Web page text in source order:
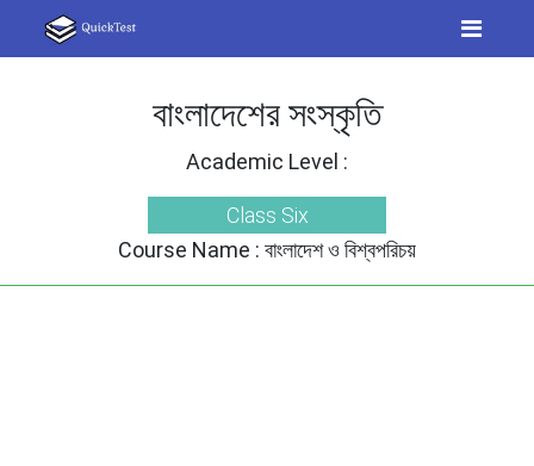
বাংলাদেশের সংস্কৃতি
Academic Level :
Class Six
Course Name : বাংলাদেশ ও বিশ্বপরিচয়